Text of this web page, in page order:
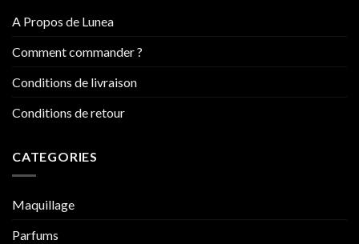
A Propos de Lunea
Comment commander ?
Conditions de livraison
Conditions de retour
CATEGORIES
Maquillage
Parfums